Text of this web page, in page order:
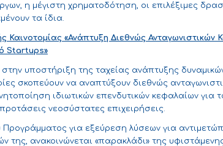
η μέγιστη χρηματοδότηση, οι επιλέξιμες
τα ίδια.
Καινοτομίας «Ανάπτυξη Διεθνώς Ανταγωνιστικών
Startups»
υποστήριξη της ταχείας ανάπτυξης
σκοπεύουν να αναπτύξουν διεθνώς
ιδιωτικών επενδυτικών κεφαλαίων για
νεοσύστατες επιχειρήσεις.
για εξεύρεση λύσεων για
της, ανακοινώνεται «παρακλάδι» της